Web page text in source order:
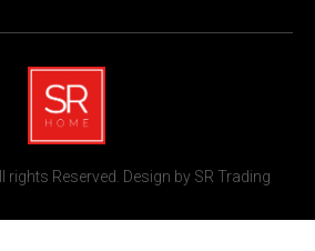
Reserved. Design by SR Trading